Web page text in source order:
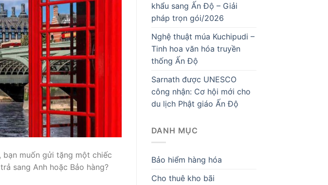
bạn muốn gửi tặng một chiếc
sang Anh hoặc Bảo hàng?
khẩu sang Ấn Độ – Giải
pháp trọn gói/2026
Nghệ thuật múa Kuchipudi –
Tinh hoa văn hóa truyền
thống Ấn Độ
Sarnath được UNESCO
công nhận: Cơ hội mới cho
du lịch Phật giáo Ấn Độ
DANH MỤC
Bảo hiểm hàng hóa
Cho thuê kho bãi